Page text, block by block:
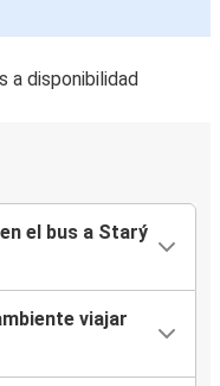
a disponibilidad
el bus a Starý
viajar